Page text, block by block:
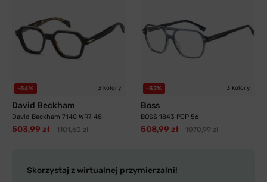
-54% 3 kolory
David Beckham
David Beckham 7140 WR7 48
503,99 zł 1101,60 zł
Skorzystaj z wirtualnej przymierzalni!
-52% 3 kolory
Boss
BOSS 1843 PJP 56
508,99 zł 1070,99 zł